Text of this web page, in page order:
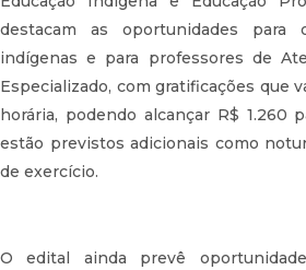
destacam as oportunidades
indígenas e para professores de
Especializado, com gratificações que
horária, podendo alcançar R$ 1.260
estão previstos adicionais como
de exercício.
O edital ainda prevê